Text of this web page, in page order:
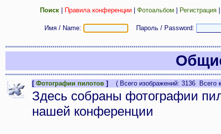
Поиск| Правила конференции| Фотоальбом Регистрация
Имя / Name: Пароль / Password:
[ Фотографии пилотов ] ( Всего изображений: 3136 Всего
Здесь собраны фотографии
нашей конференции